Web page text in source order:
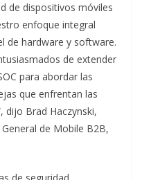
de dispositivos móviles
enfoque integral
de hardware y software.
de extender
para abordar las
que enfrentan las
dijo Brad Haczynski,
de Mobile B2B,